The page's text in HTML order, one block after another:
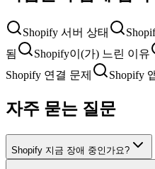
Shopify 서버 상태
됨
Shopify이(가) 느린 이유
Shopify 연결 문제
Shopify
자주 묻는 질문
Shopify 지금 장애 중인가요?